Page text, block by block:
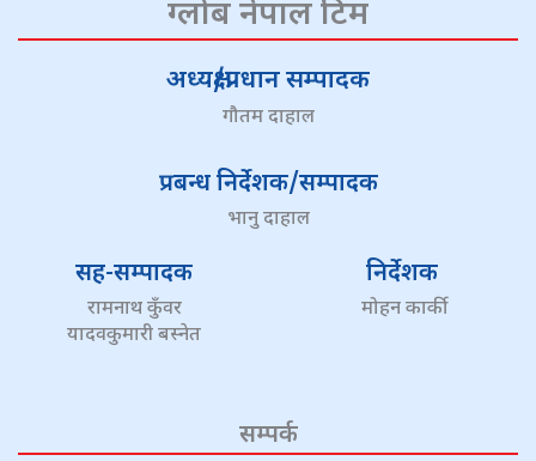
ग्लोब नेपाल टिम
अध्यक्ष/प्रधान सम्पादक
गौतम दाहाल
प्रबन्ध निर्देशक/सम्पादक
भानु दाहाल
सह-सम्पादक
रामनाथ कुँवर
यादवकुमारी बस्नेत
निर्देशक
मोहन कार्की
सम्पर्क